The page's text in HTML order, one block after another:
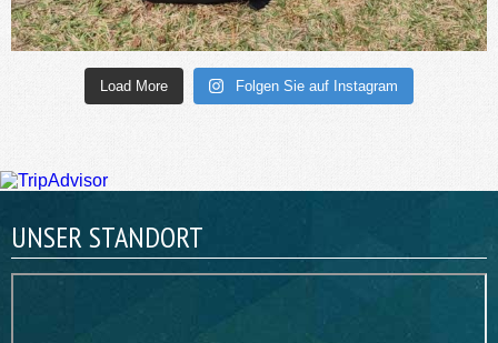
Load More Folgen Sie auf Instagram
UNSER STANDORT